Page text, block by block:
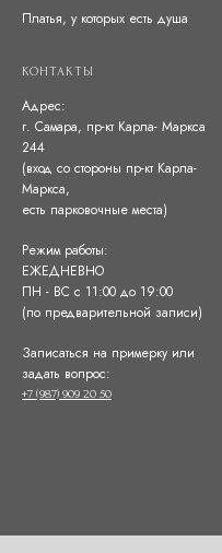
Платья, у которых есть душа
КОНТАКТЫ
Адрес:
г. Самара, пр-кт Карла- Маркса
244
(вход со стороны пр-кт Карла-
Маркса,
есть парковочные места)
Режим работы:
ЕЖЕДНЕВНО
ПН - ВС с 11:00 до 19:00
(по предварительной записи)
Записаться на примерку или
задать вопрос:
+7 (987) 909 20 50